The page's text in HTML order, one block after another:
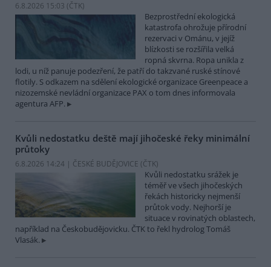
6.8.2026 15:03 (ČTK)
Bezprostřední ekologická
katastrofa ohrožuje přírodní
rezervaci v Ománu, v jejíž
blízkosti se rozšířila velká
ropná skvrna. Ropa unikla z
lodi, u níž panuje podezření, že patří do takzvané ruské stínové
flotily. S odkazem na sdělení ekologické organizace Greenpeace a
nizozemské nevládní organizace PAX o tom dnes informovala
agentura AFP.
Kvůli nedostatku deště mají jihočeské řeky minimální
průtoky
6.8.2026 14:24 | ČESKÉ BUDĚJOVICE (ČTK)
Kvůli nedostatku srážek je
téměř ve všech jihočeských
řekách historicky nejmenší
průtok vody. Nejhorší je
situace v rovinatých oblastech,
například na Českobudějovicku. ČTK to řekl hydrolog Tomáš
Vlasák.